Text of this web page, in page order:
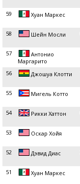
59 Хуан Маркес
58 Шейн Мосли
57
Антонио
Маргарито
56 Джошуа Клотти
55 Мигель Котто
54 Рикки Хаттон
53 Оскар Хойя
52 Дэвид Диас
51 Хуан Маркес